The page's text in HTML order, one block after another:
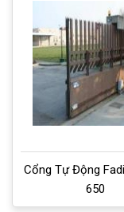
Cổng Tự Động
650